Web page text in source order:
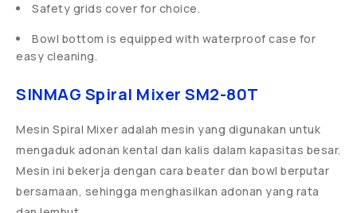
Safety grids cover for choice.
Bowl bottom is equipped with waterproof case for
easy cleaning.
SINMAG Spiral Mixer SM2-80T
Mesin Spiral Mixer adalah mesin yang digunakan untuk
mengaduk adonan kental dan kalis dalam kapasitas besar.
Mesin ini bekerja dengan cara beater dan bowl berputar
bersamaan, sehingga menghasilkan adonan yang rata